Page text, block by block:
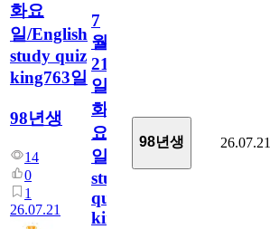
화요
일/English
study quiz
king763일
98년생
14
0
1
26.07.21
7
월
21
일
화
요
일/English
study
quiz
king763
98년생 26.07.21